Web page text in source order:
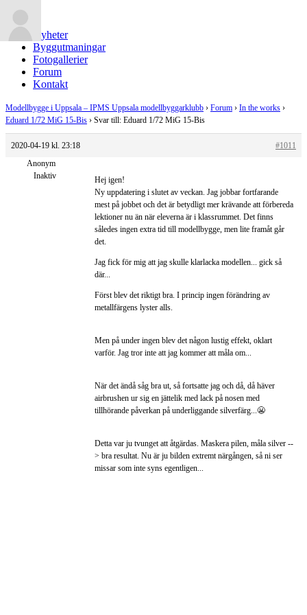
Nyheter
Byggutmaningar
Fotogallerier
Forum
Kontakt
Modellbygge i Uppsala – IPMS Uppsala modellbyggarklubb › Forum › In the works ›
Eduard 1/72 MiG 15-Bis › Svar till: Eduard 1/72 MiG 15-Bis
2020-04-19 kl. 23:18
#1011
Anonym
Inaktiv
Hej igen!
Ny uppdatering i slutet av veckan. Jag jobbar fortfarande
mest på jobbet och det är betydligt mer krävande att förbereda
lektioner nu än när eleverna är i klassrummet. Det finns
således ingen extra tid till modellbygge, men lite framåt går
det.
Jag fick för mig att jag skulle klarlacka modellen... gick så
där...
Först blev det riktigt bra. I princip ingen förändring av
metallfärgens lyster alls.
Men på under ingen blev det någon lustig effekt, oklart
varför. Jag tror inte att jag kommer att måla om...
När det ändå såg bra ut, så fortsatte jag och då, då häver
airbrushen ur sig en jättelik med lack på nosen med
tillhörande påverkan på underliggande silverfärg...😬
Detta var ju tvunget att åtgärdas. Maskera pilen, måla silver --
> bra resultat. Nu är ju bilden extremt närgången, så ni ser
missar som inte syns egentligen...